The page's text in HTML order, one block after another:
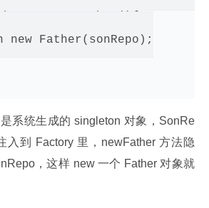
系统生成的 singleton 对象，SonRe
入到 Factory 里，newFather 方法隐
，这样 new 一个 Father 对象就